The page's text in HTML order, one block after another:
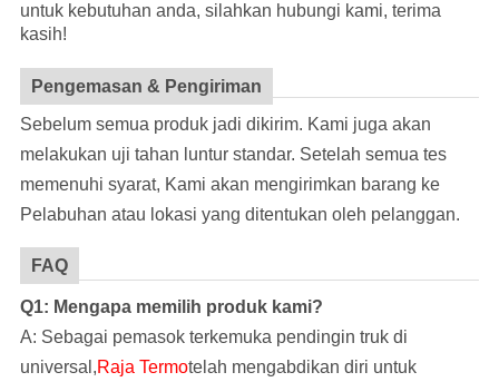
untuk kebutuhan anda, silahkan hubungi kami, terima
kasih!
Pengemasan & Pengiriman
Sebelum semua produk jadi dikirim. Kami juga akan
melakukan uji tahan luntur standar. Setelah semua tes
memenuhi syarat, Kami akan mengirimkan barang ke
Pelabuhan atau lokasi yang ditentukan oleh pelanggan.
FAQ
Q1: Mengapa memilih produk kami?
A: Sebagai pemasok terkemuka pendingin truk di
universal,Raja Termotelah mengabdikan diri untuk